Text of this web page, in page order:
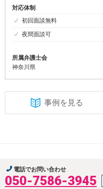
対応体制
初回面談無料
夜間面談可
所属弁護士会
神奈川県
事例を見る
電話でお問い合わせ
050-7586-3945